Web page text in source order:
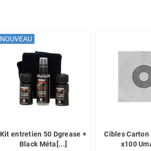
NOUVEAU
Kit entretien 50 Dgrease +
Black Méta[...]
Cibles Carton
x100